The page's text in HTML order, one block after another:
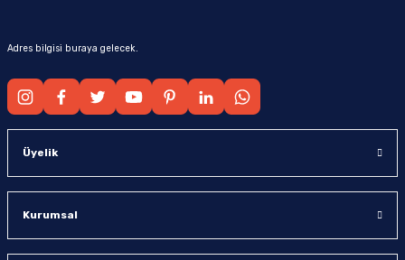
Adres bilgisi buraya gelecek.
Üyelik
Kurumsal